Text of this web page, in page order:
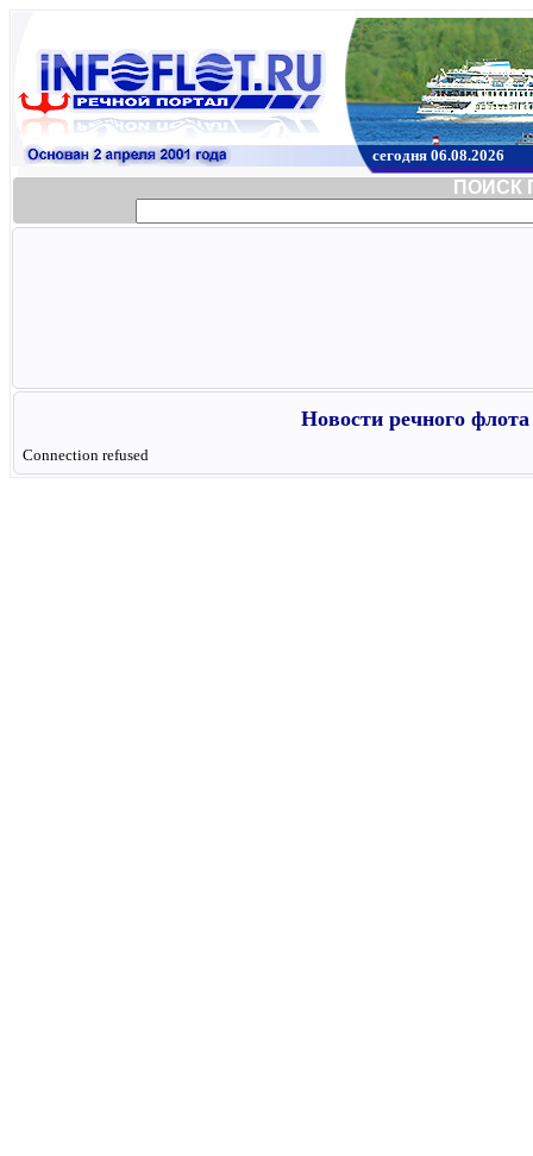
сегодня 06.08.2026
ПОИСК
Новости речного
Connection refused